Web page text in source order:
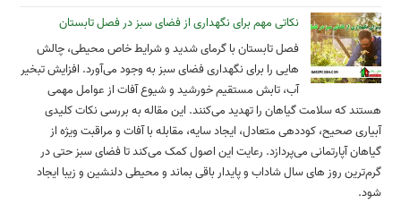
نکاتی مهم برای نگهداری از فضای سبز در فصل تابستان
فصل تابستان با گرمای شدید و شرایط خاص محیطی، چالش
هایی را برای نگهداری فضای سبز به وجود می‌آورد. افزایش تبخیر
آب، تابش مستقیم خورشید و شیوع آفات از عوامل مهمی
هستند که سلامت گیاهان را تهدید می‌کنند. این مقاله به بررسی نکات کلیدی
آبیاری صحیح، کوددهی متعادل، ایجاد سایه، مقابله با آفات و مراقبت ویژه از
گیاهان آپارتمانی می‌پردازد. رعایت این اصول کمک می‌کند تا فضای سبز حتی در
گرم‌ترین روز های سال شاداب و پایدار باقی بماند و محیطی دلنشین و زیبا ایجاد
شود.